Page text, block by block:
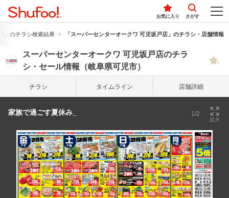
お気に入り さがす
」のチラシ検索結果 「スーパーセンターオークワ 可児坂戸店」のチラシ・店舗情報
スーパーセンターオークワ 可児坂戸店のチラ
シ・セール情報（岐阜県可児市）
チラシ タイム ライン 店舗詳細
家族で過ごす夏休み_ 1/2
拡大